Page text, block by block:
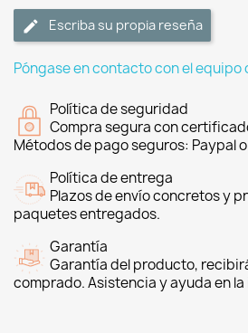
Escriba su propia reseña
Póngase en contacto con el equipo
Política de seguridad
Compra segura con
Métodos de pago seguros: Paypal
Política de entrega
Plazos de envío concretos y
paquetes entregados.
Garantía
Garantía del producto,
comprado. Asistencia y ayuda en